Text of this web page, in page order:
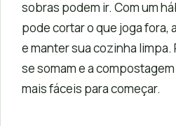
sobras podem ir. Com um
pode cortar o que joga fora,
e manter sua cozinha
se somam e a
mais fáceis para começar.